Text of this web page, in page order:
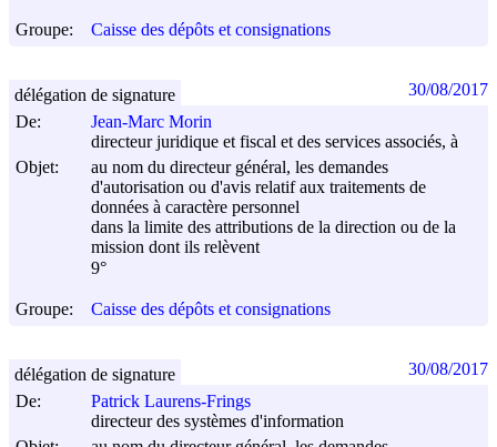
Groupe: Caisse des dépôts et consignations
De:
Jean-Marc Morin
directeur juridique et fiscal et des services associés, à
Objet:
au nom du directeur général, les demandes
d'autorisation ou d'avis relatif aux traitements de
données à caractère personnel
dans la limite des attributions de la direction ou de la
mission dont ils relèvent
9°
Groupe: Caisse des dépôts et consignations
délégation de signature 30/08/2017
De:
Patrick Laurens-Frings
directeur des systèmes d'information
délégation de signature 30/08/2017